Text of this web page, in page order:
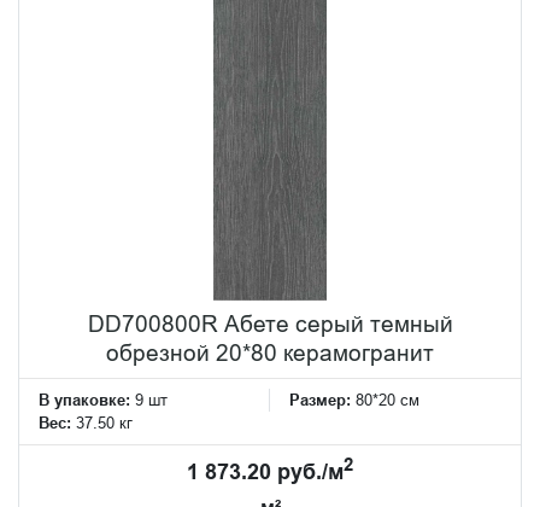
DD700800R Абете серый темный
обрезной 20*80 керамогранит
В упаковке: 9 шт Размер: 80*20 см
Вес: 37.50 кг
1 873.20 руб./м2